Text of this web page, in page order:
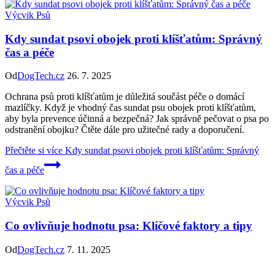
Výcvik Psů
Kdy sundat psovi obojek proti klíšťatům: Správný
čas a péče
OdDogTech.cz 26. 7. 2025
Ochrana psů proti klíšťatům je důležitá součást péče o domácí
mazlíčky. Když je vhodný čas sundat psu obojek proti klíšťatům,
aby byla prevence účinná a bezpečná? Jak správně pečovat o psa po
odstranění obojku? Čtěte dále pro užitečné rady a doporučení.
Přečtěte si více Kdy sundat psovi obojek proti klíšťatům: Správný
čas a péče
Výcvik Psů
Co ovlivňuje hodnotu psa: Klíčové faktory a tipy
OdDogTech.cz 7. 11. 2025